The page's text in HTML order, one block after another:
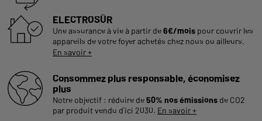
ELECTROSÛR
Une assurance à vie à partir de6€/mois pour couvrir les
appareils de votre foyer achetés chez nous ou ailleurs.
En savoir +
Consommez plus responsable, économisez
plus
Notre objectif : réduire de50% nos émissions de CO2
par produit vendu d'ici 2030. En savoir +